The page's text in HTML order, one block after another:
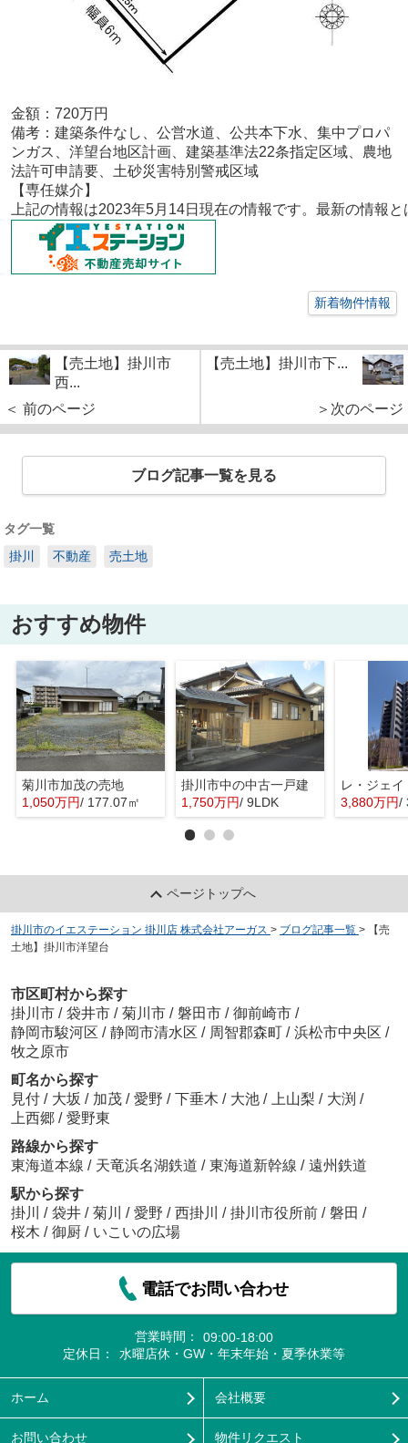
金額：720万円
備考： 建築条件なし、公営水道、公共本下水、集中プロパ
ンガス、洋望台地区計画、建築基準法22条指定区域、農地
法許可申請要、土砂災害特別警戒区域
【専任媒介 】
上記の情報は2023年5月14日現在の情報です。最新の情報
新着物件情報
【売土地】掛川市
西...
＜ 前のページ
【売土地】掛川市下...
＞次のページ
ブログ記事一覧を見る
タグ一覧
掛川
不動産 売土地
おすすめ物件
菊川市加茂の売地
1,050万円/ 177.07㎡
掛川市中の中古一戸建
1,750万円/ 9LDK
レ・ジェ
3,880万円/
ページトップへ
掛川市のイエステーション 掛川店 株式会社アーガス > ブログ記事一覧 >
【売
土地】掛川市洋望台
市区町村から探す
掛川市 / 袋井市 / 菊川市 / 磐田市 / 御前崎市 /
静岡市駿河区 / 静岡市清水区 / 周智郡森町 / 浜松市中央区 /
牧之原市
町名から探す
見付 / 大坂 / 加茂 / 愛野 / 下垂木 / 大池 / 上山梨 / 大渕 /
上西郷 / 愛野東
路線から探す
東海道本線 / 天竜浜名湖鉄道 / 東海道新幹線 / 遠州鉄道
駅から探す
掛川
/ 袋井 / 菊川 / 愛野 / 西掛川 / 掛川市役所前 / 磐田 /
桜木 / 御厨 / いこいの広場
電話でお問い合わせ
営業時間：
09:00-18:00
定休日：
水曜店休・GW・年末年始・夏季休業等
ホーム 会社概要
お問い合わせ 物件リクエスト